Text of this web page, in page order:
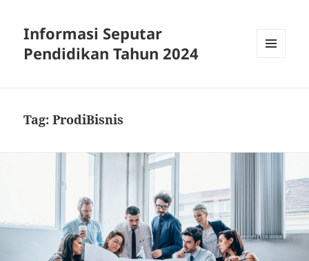
Informasi Seputar
Pendidikan Tahun 2024
Tag:ProdiBisnis